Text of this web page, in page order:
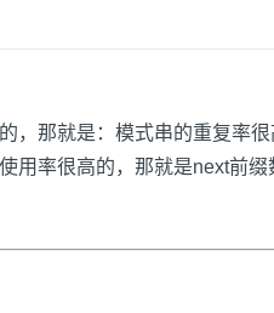
，那就是：模式串的重复率
用率很高的，那就是next前